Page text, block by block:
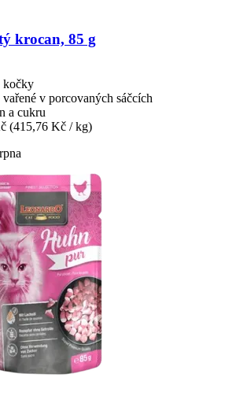
krocan, 85 g
kočky
v porcovaných sáčcích
a cukru
(415,76 Kč / kg)